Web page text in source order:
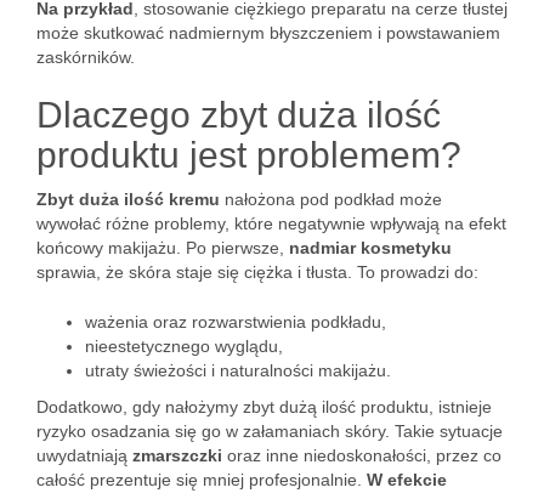
Na przykład , stosowanie ciężkiego preparatu na cerze tłustej
może skutkować nadmiernym błyszczeniem i powstawaniem
zaskórników.
Dlaczego zbyt duża ilość
produktu jest problemem?
Zbyt duża ilość kremu nałożona pod podkład może
wywołać różne problemy, które negatywnie wpływają na efekt
końcowy makijażu. Po pierwsze, nadmiar kosmetyku
sprawia, że skóra staje się ciężka i tłusta. To prowadzi do:
ważenia oraz rozwarstwienia podkładu,
nieestetycznego wyglądu,
utraty świeżości i naturalności makijażu.
Dodatkowo, gdy nałożymy zbyt dużą ilość produktu, istnieje
ryzyko osadzania się go w załamaniach skóry. Takie sytuacje
uwydatniają zmarszczki oraz inne niedoskonałości, przez co
całość prezentuje się mniej profesjonalnie. W efekcie